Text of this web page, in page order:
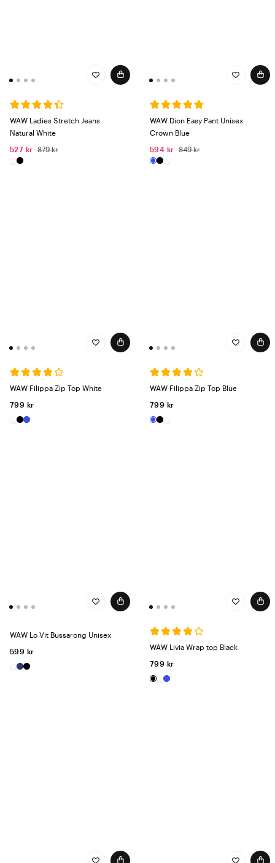
WAW Ladies Stretch Jeans
Natural White
527 kr
879 kr
WAW Dion Easy Pant Unisex
Crown Blue
594 kr
849 kr
WAW Filippa Zip Top White
799 kr
WAW Filippa Zip Top Blue
799 kr
WAW Lo Vit Bussarong Unisex
599 kr
WAW Livia Wrap top Black
799 kr